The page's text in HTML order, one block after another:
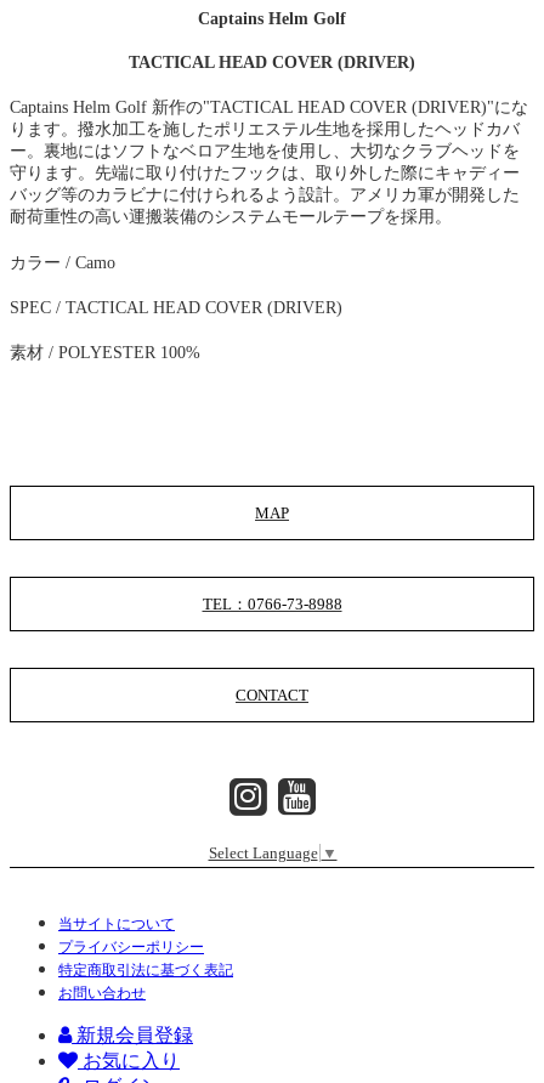
Captains Helm Golf
TACTICAL HEAD COVER (DRIVER)
Captains Helm Golf 新作の"TACTICAL HEAD COVER (DRIVER)"にな
ります。撥水加工を施したポリエステル生地を採用したヘッドカバ
ー。裏地にはソフトなベロア生地を使用し、大切なクラブヘッドを
守ります。先端に取り付けたフックは、取り外した際にキャディー
バッグ等のカラビナに付けられるよう設計。アメリカ軍が開発した
耐荷重性の高い運搬装備のシステムモールテープを採用。
カラー / Camo
SPEC / TACTICAL HEAD COVER (DRIVER)
素材 / POLYESTER 100%
MAP
TEL：0766-73-8988
CONTACT
Select Language ▼
当サイトについて
プライバシーポリシー
特定商取引法に基づく表記
お問い合わせ
新規会員登録
お気に入り